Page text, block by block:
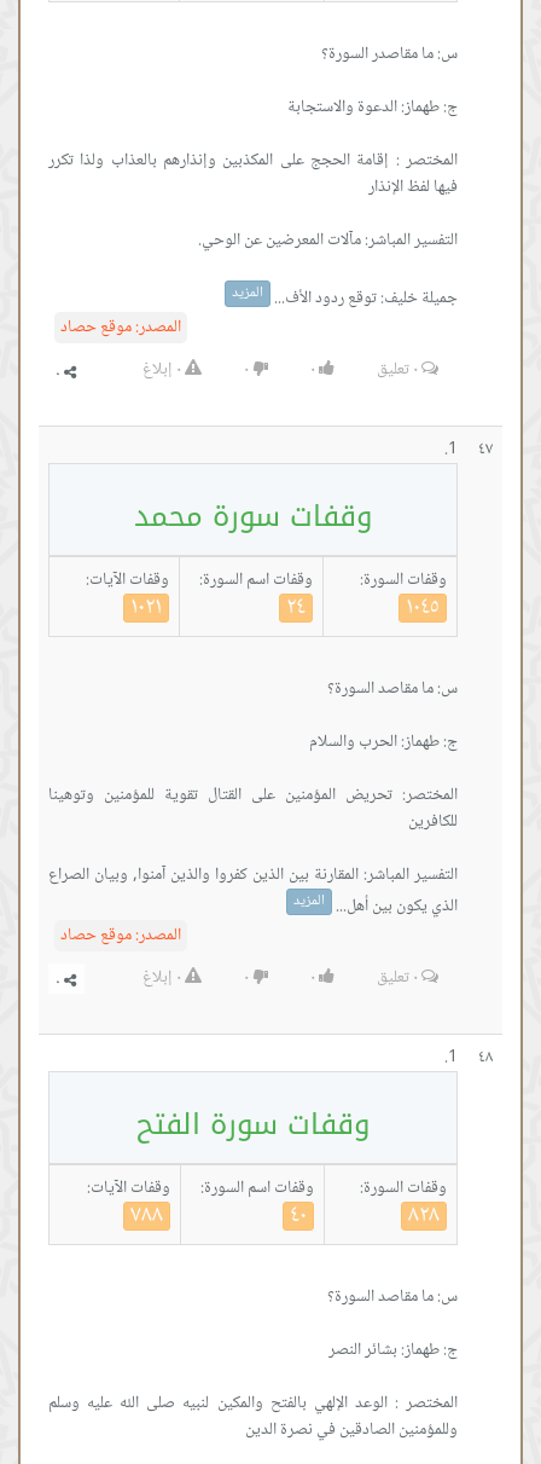
المختصر : إقامة الحجج على المكذبين وإنذارهم بالعذاب ولذا تكرر
جميلة خليف: توقع ردود الأف... المزيد
المصدر:موقع حصاد
٠تعليق ٠ ٠ ٠ إبلاغ
٤٧
وقفات سورة محمد
وقفات السورة:
١٠٤٥
وقفات اسم السورة:
٢٤
وقفات الآيات:
١٠٢١
المختصر: تحريض المؤمنين على القتال تقوية للمؤمنين وتوهينا
التفسير المباشر: المقارنة بين الذين كفروا والذين آمنوا, وبيان الصراع
الذي يكون بين أهل... المزيد
المصدر:موقع حصاد
٠تعليق ٠ ٠ ٠ إبلاغ
٤٨
وقفات سورة الفتح
وقفات السورة:
٨٢٨
وقفات اسم السورة:
٤٠
وقفات الآيات:
٧٨٨
المختصر : الوعد الإلهي بالفتح والمكين لنبيه صلى الله عليه وسلم